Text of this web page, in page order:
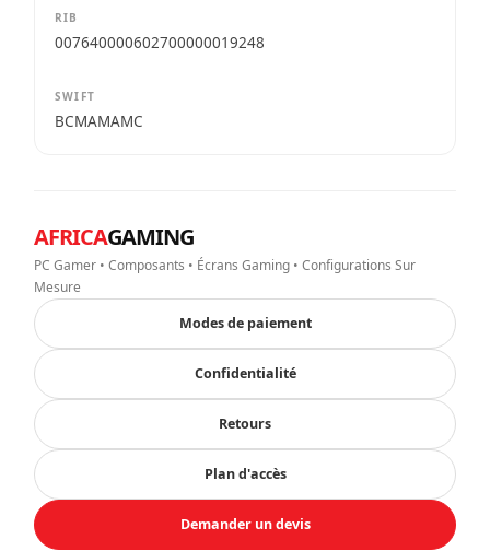
RIB
007640000602700000019248
SWIFT
BCMAMAMC
AFRICAGAMING
PC Gamer • Composants • Écrans Gaming • Configurations Sur
Mesure
Modes de paiement
Confidentialité
Retours
Plan d'accès
Demander un devis